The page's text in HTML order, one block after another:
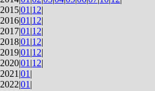
2015|01 |12|
2016|01 |12|
2017|01 |12|
2018|01 |12|
2019|01 |12|
2020|01 |12|
2021|01 |
2022|01 |